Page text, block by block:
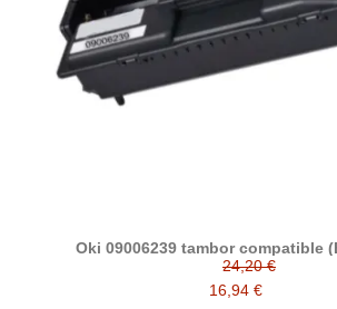
Oki 09006239 tambor compatible
24,20 €
16,94 €